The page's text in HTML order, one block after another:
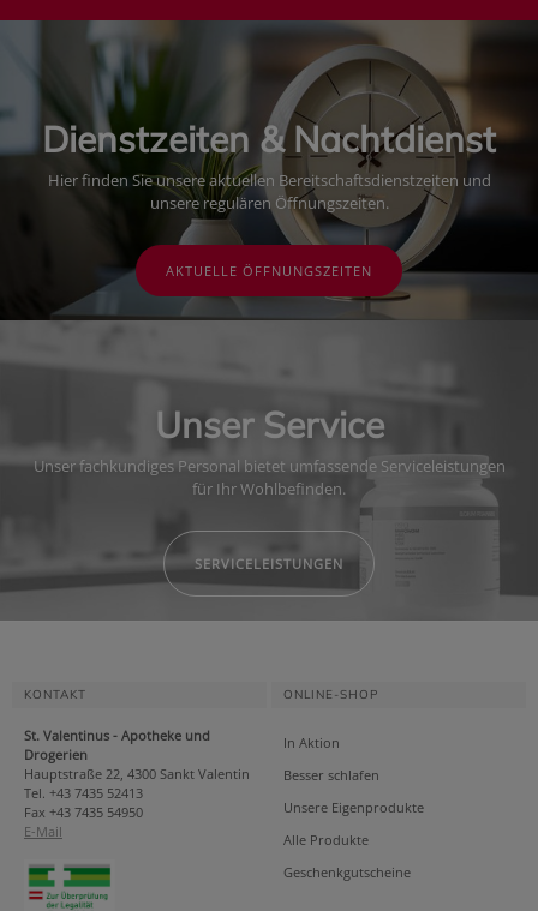
Dienstzeiten & Nachtdienst
Hier finden Sie unsere aktuellen Bereitschaftsdienstzeiten und
unsere regulären Öffnungszeiten.
AKTUELLE ÖFFNUNGSZEITEN
Unser Service
Unser fachkundiges Personal bietet umfassende Serviceleistungen
für Ihr Wohlbefinden.
SERVICELEISTUNGEN
KONTAKT
St. Valentinus - Apotheke und
Drogerien
Hauptstraße 22, 4300 Sankt Valentin
Tel. +43 7435 52413
Fax +43 7435 54950
E-Mail
ONLINE-SHOP
In Aktion
Besser schlafen
Unsere Eigenprodukte
Alle Produkte
Geschenkgutscheine